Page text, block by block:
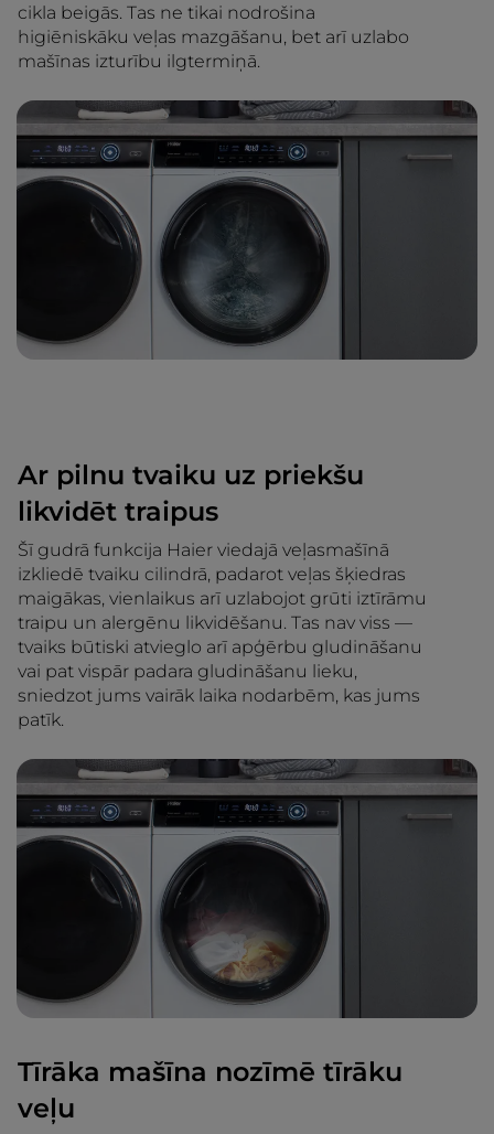
cikla beigās. Tas ne tikai nodrošina
higiēniskāku veļas mazgāšanu, bet arī uzlabo
mašīnas izturību ilgtermiņā.
Ar pilnu tvaiku uz priekšu
likvidēt traipus
Šī gudrā funkcija Haier viedajā veļasmašīnā
izkliedē tvaiku cilindrā, padarot veļas šķiedras
maigākas, vienlaikus arī uzlabojot grūti iztīrāmu
traipu un alergēnu likvidēšanu. Tas nav viss —
tvaiks būtiski atvieglo arī apģērbu gludināšanu
vai pat vispār padara gludināšanu lieku,
sniedzot jums vairāk laika nodarbēm, kas jums
patīk.
Tīrāka mašīna nozīmē tīrāku
veļu